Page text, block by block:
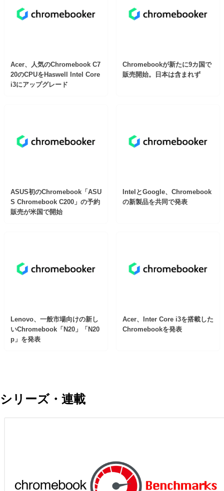
Acer、人気のChromebook C7
20のCPUをHaswell Intel Core
i3にアップグレード
Chromebookが新たに9カ国で
販売開始。日本は含まれず
ASUS初のChromebook「ASU
S Chromebook C200」の予約
販売が米国で開始
IntelとGoogle、Chromebook
の新製品を共同で発表
Lenovo、一般市場向けの新し
いChromebook「N20」「N20
p」を発表
Acer、Inter Core i3を搭載した
Chromebookを発表
シリーズ・連載